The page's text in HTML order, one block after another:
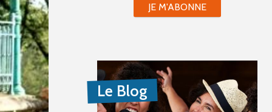
JE M'ABONNE
Le Blog